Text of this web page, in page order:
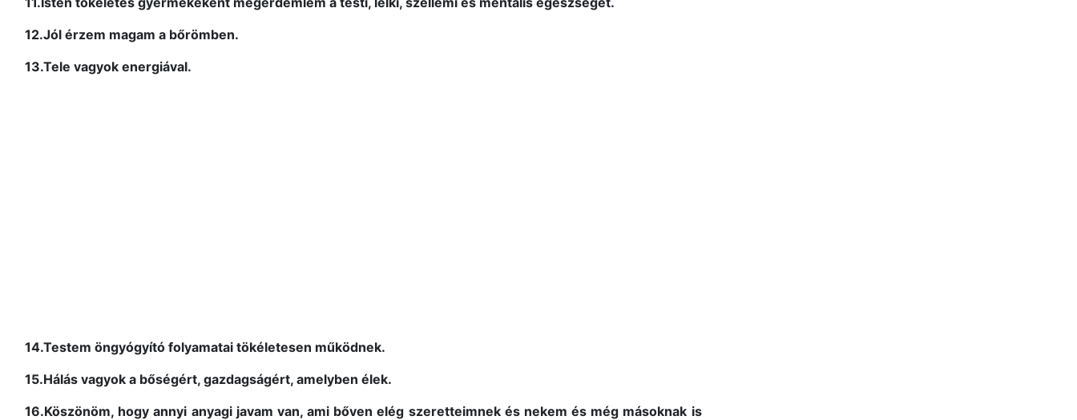
12.Jól érzem magam a bőrömben.
13.Tele vagyok energiával.
14.Testem öngyógyító folyamatai tökéletesen működnek.
15.Hálás vagyok a bőségért, gazdagságért, amelyben élek.
16.Köszönöm, hogy annyi anyagi javam van, ami bőven elég szeretteimnek és nekem és még másoknak is